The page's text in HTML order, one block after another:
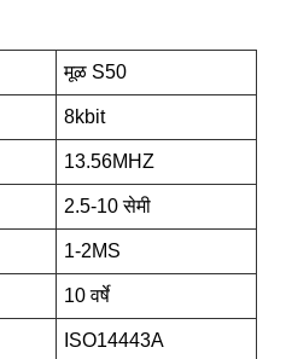
मूळ S50
8kbit
13.56MHZ
2.5-10 सेमी
1-2MS
10 वर्षे
ISO14443A